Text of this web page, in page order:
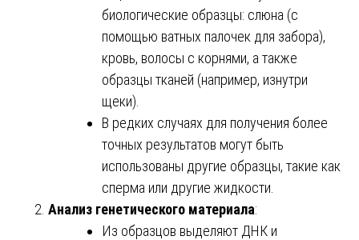
биологические образцы: слюна (с
помощью ватных палочек для забора),
кровь, волосы с корнями, а также
образцы тканей (например, изнутри
щеки).
В редких случаях для получения более
точных результатов могут быть
использованы другие образцы, такие как
сперма или другие жидкости.
Анализ генетического материала:
Из образцов выделяют ДНК и